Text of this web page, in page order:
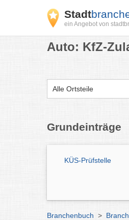
Stadt
ein Angebot von
Auto: KfZ-
Alle Ortsteile
Grundeinträge
KÜS-Prüfstelle
Branchenbuch >